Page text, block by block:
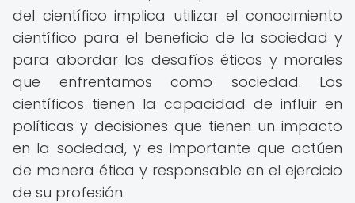
del científico implica utilizar el conocimiento
científico para el beneficio de la sociedad y
para abordar los desafíos éticos y morales
que enfrentamos como sociedad. Los
científicos tienen la capacidad de influir en
políticas y decisiones que tienen un impacto
en la sociedad, y es importante que actúen
de manera ética y responsable en el ejercicio
de su profesión.